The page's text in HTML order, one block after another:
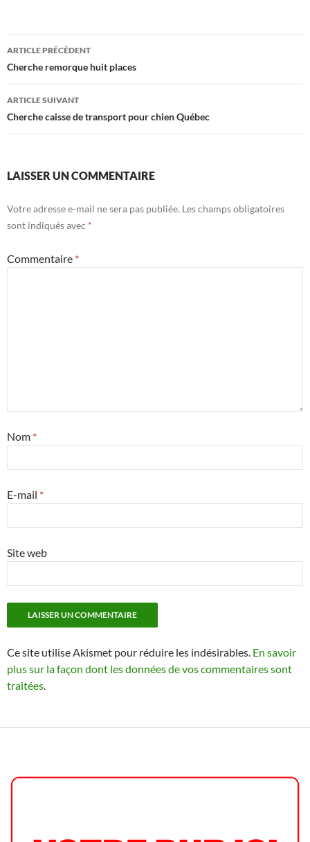
Navigation
des
articles
ARTICLE PRÉCÉDENT
Cherche remorque huit places
ARTICLE SUIVANT
Cherche caisse de transport pour chien Québec
LAISSER UN COMMENTAIRE
Votre adresse e-mail ne sera pas publiée. Les champs obligatoires
sont indiqués avec *
Commentaire *
Nom *
E-mail *
Site web
Ce site utilise Akismet pour réduire les indésirables. En savoir
plus sur la façon dont les données de vos commentaires sont
traitées.